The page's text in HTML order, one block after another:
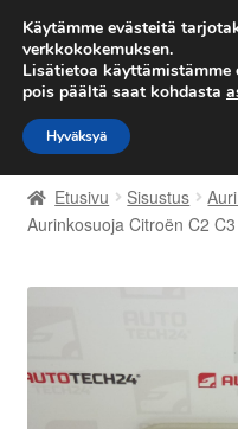
Siirry
navigointiin
Siirry
sisältöön
Etusivu
Kärry
Etusivu Sisustus
Aurinkosuoja Citroën C2
Käytämme evästeitä
verkkokokemuksen.
Lisätietoa
pois päältä saat kohdasta
Hyväksyä